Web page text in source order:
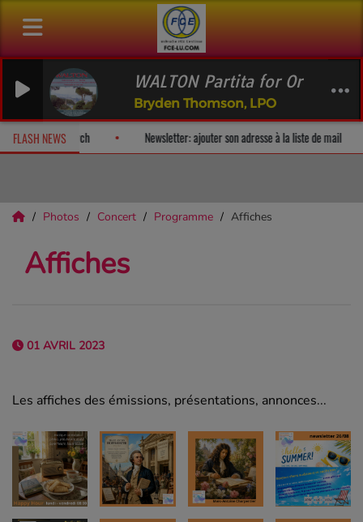
WALTON Partita for Orchestra
Bryden Thomson, LPO
FLASH NEWS
surprise! Fan Releases & Merch Newsletter: ajouter son
Photos Concert Programme Affiches
Affiches
01 AVRIL 2023
Les affiches des émissions, présentations, annonces...